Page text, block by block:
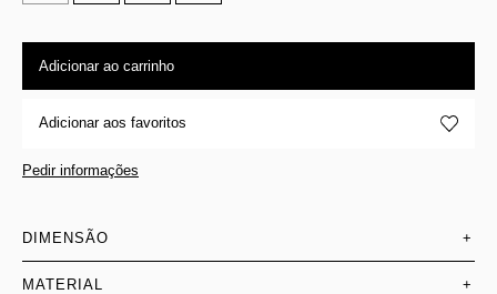
Adicionar ao carrinho
Adicionar aos favoritos
Pedir informações
DIMENSÃO +
MATERIAL +